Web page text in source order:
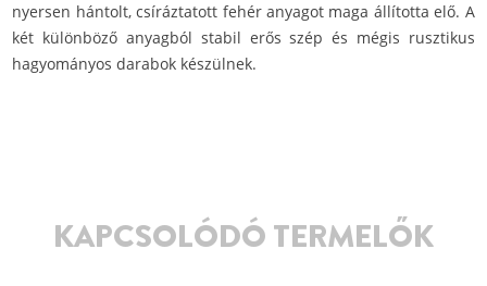
nyersen hántolt, csíráztatott fehér anyagot maga állította elő. A
két különböző anyagból stabil erős szép és mégis rusztikus
hagyományos darabok készülnek.
KAPCSOLÓDÓ TERMELŐK